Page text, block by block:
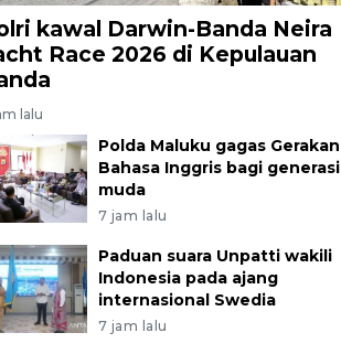
kawal Darwin-Banda Neira
Race 2026 di Kepulauan
lalu
Polda Maluku gagas Gerakan
Bahasa Inggris bagi generasi
muda
7 jam lalu
Paduan suara Unpatti wakili
Indonesia pada ajang
internasional Swedia
7 jam lalu